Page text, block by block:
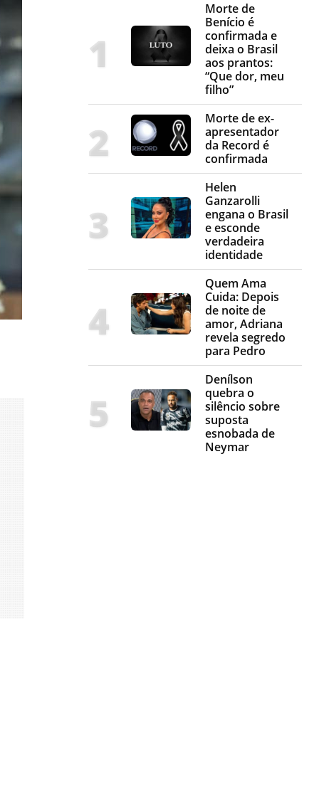
Morte de
Benício é
confirmada e
deixa o Brasil
aos prantos:
“Que dor, meu
filho”
Morte de ex-
apresentador
da Record é
confirmada
Helen
Ganzarolli
engana o Brasil
e esconde
verdadeira
identidade
Quem Ama
Cuida: Depois
de noite de
amor, Adriana
revela segredo
para Pedro
Denílson
quebra o
silêncio sobre
suposta
esnobada de
Neymar